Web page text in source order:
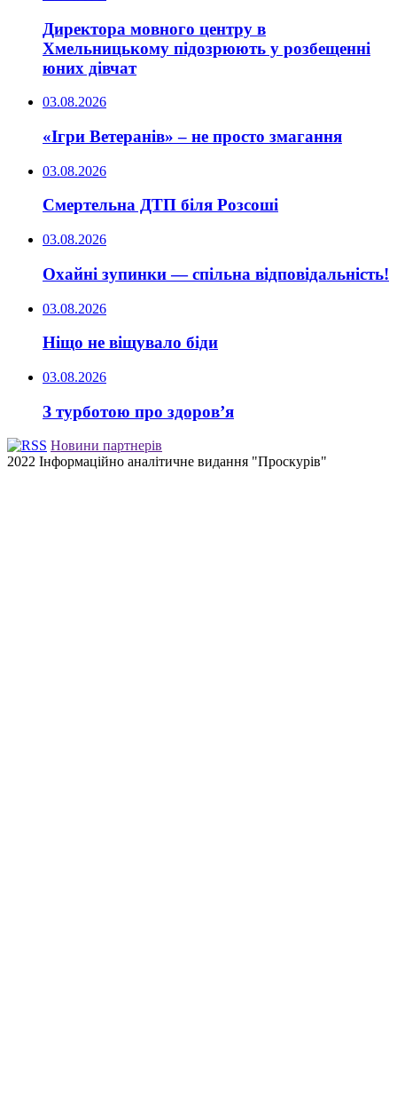
Директора мовного центру в
Хмельницькому підозрюють у розбещенні
юних дівчат
03.08.2026
«Ігри Ветеранів» – не просто змагання
03.08.2026
Смертельна ДТП біля Розсоші
03.08.2026
Охайні зупинки — спільна відповідальність!
03.08.2026
Ніщо не віщувало біди
03.08.2026
З турботою про здоров’я
Новини партнерів
2022 Інформаційно аналітичне видання "Проскурів"